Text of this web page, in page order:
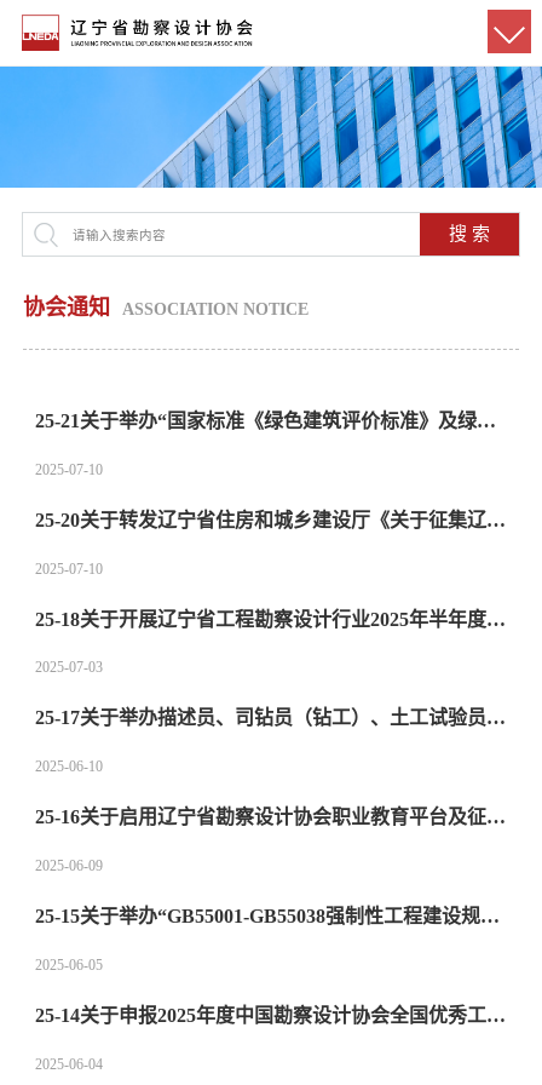
搜 索
协会通知 ASSOCIATION NOTICE
25-21关于举办“国家标准《绿色建筑评价标准》及绿色建筑设计与审查技术要点培训班”的通知
2025-07-10
25-20关于转发辽宁省住房和城乡建设厅《关于征集辽宁省建设科技专家》的通知
2025-07-10
25-18关于开展辽宁省工程勘察设计行业2025年半年度发展调研的通知
2025-07-03
25-17关于举办描述员、司钻员（钻工）、土工试验员线上岗位技能培训班的通知
2025-06-10
25-16关于启用辽宁省勘察设计协会职业教育平台及征求技术讲座课程的通知
2025-06-09
25-15关于举办“GB55001-GB55038强制性工程建设规范实施后电气设计热点问题与智能化设计案例”“既有建筑改造工程消防设计及消防设计常见问题”培训班的通知
2025-06-05
25-14关于申报2025年度中国勘察设计协会全国优秀工程勘察设计奖工作的通知
2025-06-04